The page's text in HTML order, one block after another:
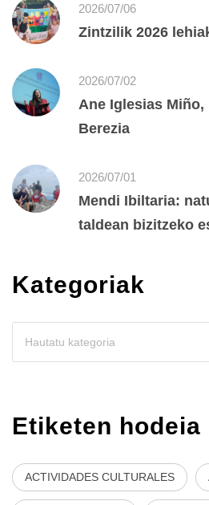
2026/07/06
Zintzilik 2026
2026/07/02
Ane Iglesias
Berezia
2026/07/01
Mendi Ibiltaria:
taldean bizitzeko
Kategoriak
Etiketen hodeia
ACTIVIDADES CULTURALES